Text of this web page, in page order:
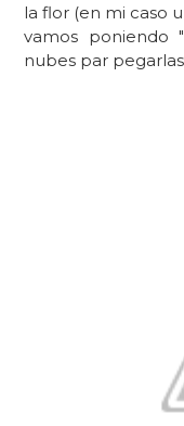
la flor (en mi caso
vamos poniendo
nubes par